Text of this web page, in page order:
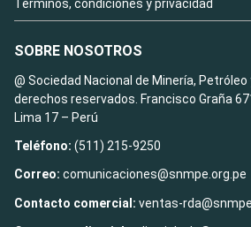
Términos, condiciones y privacidad
SOBRE NOSOTROS
@ Sociedad Nacional de Minería, Petróleo
derechos reservados. Francisco Graña
Lima 17 – Perú
Teléfono: (511) 215-9250
Correo: comunicaciones@snmpe.org.pe
Contacto comercial: ventas-